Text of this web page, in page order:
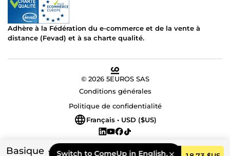
Basique Switch to ComeUp in English.
Adhère à la Fédération du e-commerce et de la vente à
distance (Fevad) et à sa charte qualité.
© 2026 5EUROS SAS
Conditions générales
Politique de confidentialité
Français • USD ($US)